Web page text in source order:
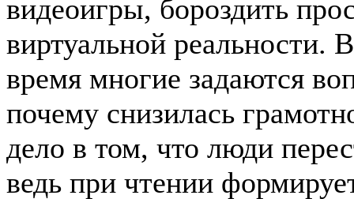
видеоигры, бороздить
виртуальной реальности.
время многие задаются
почему снизилась
дело в том, что люди
ведь при чтении